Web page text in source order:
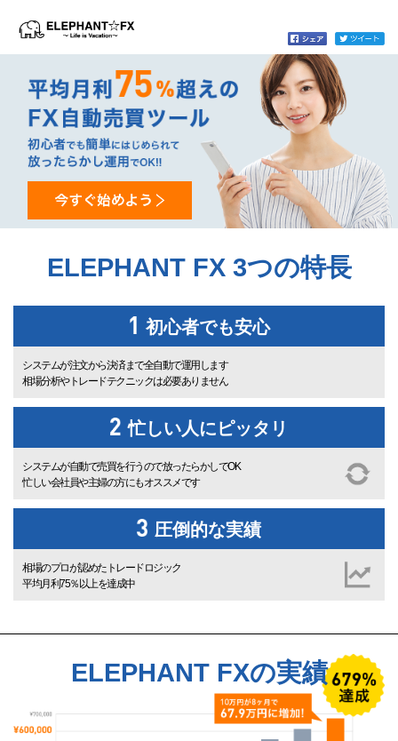
ELEPHANT FX 3つの特長
初心者でも安心
システムが注文から決済まで全自動で運用します
相場分析やトレードテクニックは必要ありません
忙しい人にピッタリ
システムが自動で売買を行うので放ったらかしでOK
忙しい会社員や主婦の方にもオススメです
圧倒的な実績
相場のプロが認めたトレードロジック
平均月利75％以上を達成中
ELEPHANT FXの実績